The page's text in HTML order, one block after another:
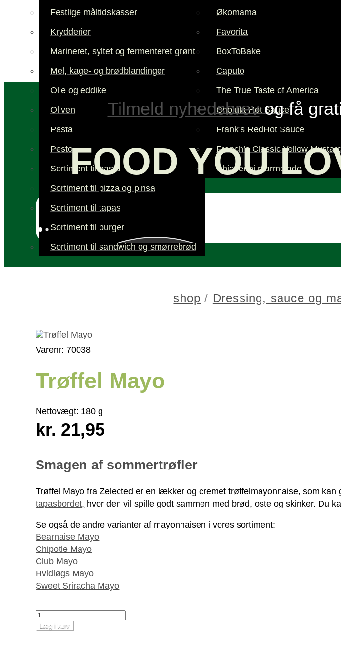
Festlige måltidskasser
Krydderier
Marineret, syltet og fermenteret grønt
Mel, kage- og brødblandinger
Olie og eddike
Oliven
Pasta
Pesto
Sortiment til pasta
Sortiment til pizza og pinsa
Sortiment til tapas
Sortiment til burger
Sortiment til sandwich og smørrebrød
Økomama
Favorita
BoxToBake
Caputo
The True Taste of America
Cholula Hot Sauce
Frank’s RedHot Sauce
French’s Classic Yellow Mustard
Chiaverini marmelade
Tilmeld nyhedsbrevog få
FOOD YOU
shop / Dressing, sauce og
Varenr: 70038
Trøffel Mayo
Nettovægt: 180 g
kr. 21,95
Smagen af sommertrøfler
Trøffel Mayo fra Zelected er en lækker og cremet trøffel­mayonnaise, som
tapasbordet, hvor den vil spille godt sammen med brød, oste og skinker. Du
Se også de andre varianter af mayonnaisen i vores sortiment:
Bearnaise Mayo
Chipotle Mayo
Club Mayo
Hvidløgs Mayo
Sweet Sriracha Mayo
Læg i kurv